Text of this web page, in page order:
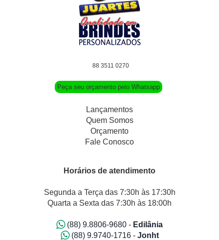
88 3511 0270
Peça seu orçamento pelo Whatsapp
Lançamentos
Quem Somos
Orçamento
Fale Conosco
Horários de atendimento
Segunda a Terça das 7:30h às 17:30h
Quarta a Sexta das 7:30h às 18:00h
(88) 9.8806-9680 - Edilânia
(88) 9.9740-1716 - Jonht